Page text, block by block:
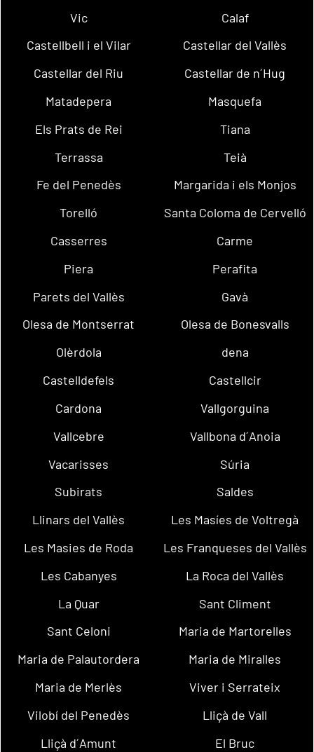
Vic
Calaf
Castellbell i el Vilar
Castellar del Vallès
Castellar del Riu
Castellar de n´Hug
Matadepera
Masquefa
Els Prats de Rei
Tiana
Terrassa
Teià
Fe del Penedès
Margarida i els Monjos
Torelló
Santa Coloma de Cervelló
Casserres
Carme
Piera
Perafita
Parets del Vallès
Gavà
Olesa de Montserrat
Olesa de Bonesvalls
Olèrdola
dena
Castelldefels
Castellcir
Cardona
Vallgorguina
Vallcebre
Vallbona d´Anoia
Vacarisses
Súria
Subirats
Saldes
Llinars del Vallès
Les Masíes de Voltregà
Les Masies de Roda
Les Franqueses del Vallès
Les Cabanyes
La Roca del Vallès
La Quar
Sant Climent
Sant Celoni
Maria de Martorelles
Maria de Palautordera
Maria de Miralles
Maria de Merlès
Viver i Serrateix
Vilobí del Penedès
Lliçà de Vall
Lliçà d´Amunt
El Bruc